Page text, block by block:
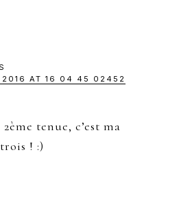
2016 AT 16 04 45 02452
tenue, c’est ma
! :)